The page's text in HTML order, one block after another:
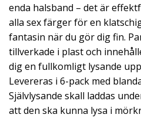
enda halsband – det är
alla sex färger för en
fantasin när du gör dig fin.
tillverkade i plast och
dig en fullkomligt lysande
Levereras i 6-pack med
Självlysande skall laddas
att den ska kunna lysa i